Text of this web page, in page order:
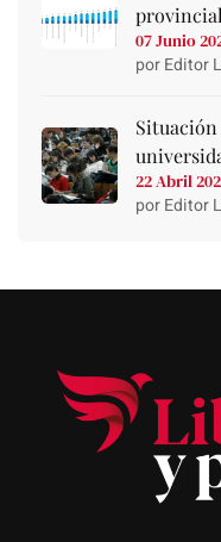
07 Junio
por Editor
Situación
22 Abril
por Editor